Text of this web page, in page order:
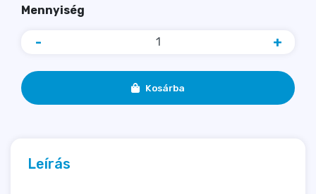
Mennyiség
- +
Kosárba
Leírás